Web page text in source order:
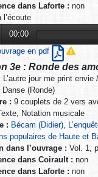
dans Laforte : non
l’écoute
00:00
en pdf
3e : Ronde des
L’autre jour me print
Danse (Ronde)
: 9 couplets de 2 vers
Notation musicale
: Bécam (Didier),
populaires de Haute et
dans l’ouvrage : Vol. 1,
dans Coirault : non
dans Laforte : non